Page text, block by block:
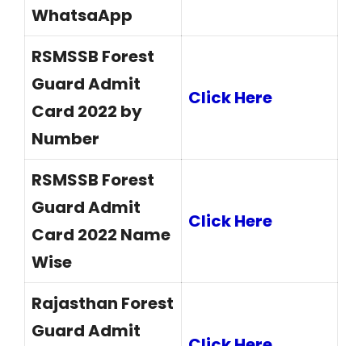
WhatsaApp
RSMSSB Forest
Guard Admit
Card 2022 by
Number
Click Here
RSMSSB Forest
Guard Admit
Card 2022 Name
Wise
Click Here
Rajasthan Forest
Guard Admit